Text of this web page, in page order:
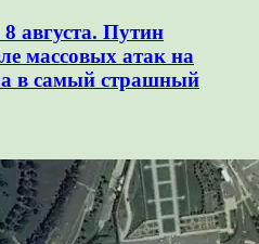
августа. Путин
массовых атак на
в самый страшный